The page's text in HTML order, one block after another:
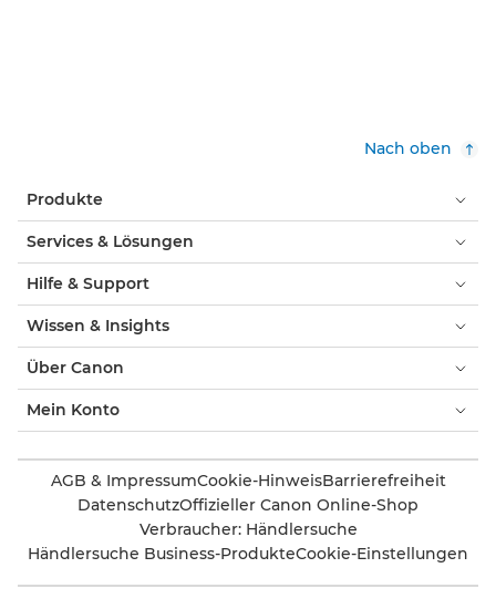
Nach oben
Produkte
Services & Lösungen
Hilfe & Support
Wissen & Insights
Über Canon
Mein Konto
AGB & ImpressumCookie-HinweisBarrierefreiheit
DatenschutzOffizieller Canon Online-Shop
Verbraucher: Händlersuche
Händlersuche Business-ProdukteCookie-Einstellungen